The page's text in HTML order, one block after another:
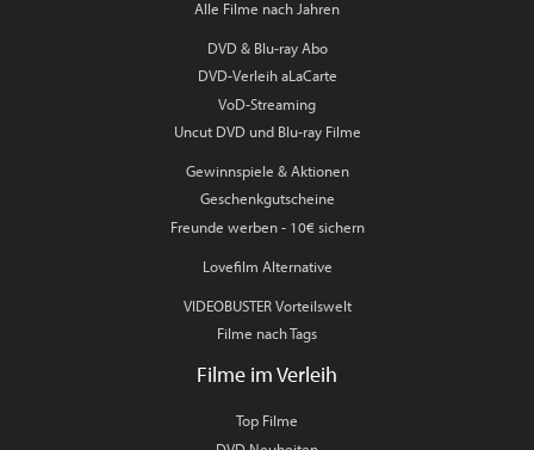
Alle Filme nach Jahren
DVD & Blu-ray Abo
DVD-Verleih aLaCarte
VoD-Streaming
Uncut DVD und Blu-ray Filme
Gewinnspiele & Aktionen
Geschenkgutscheine
Freunde werben - 10€ sichern
Lovefilm Alternative
VIDEOBUSTER Vorteilswelt
Filme nach Tags
Filme im Verleih
Top Filme